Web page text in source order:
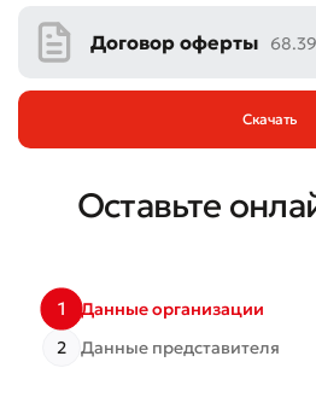
Договор оферты
Скачать
Оставьте
1
Данные организации
2
Данные представителя